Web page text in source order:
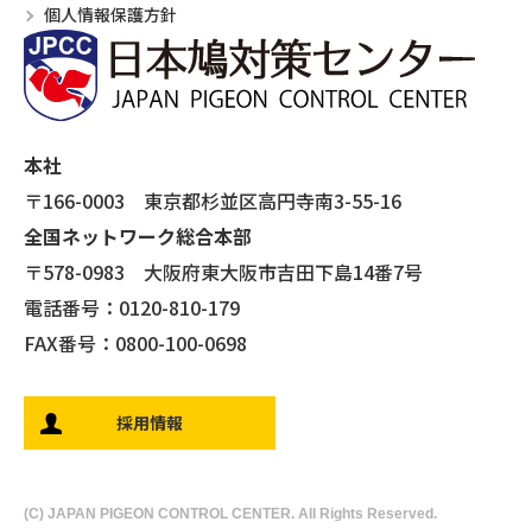
本社
〒166-0003 東京都杉並区高円寺南3-55-16
全国ネットワーク総合本部
〒578-0983 大阪府東大阪市吉田下島14番7号
電話番号：0120-810-179
FAX番号：0800-100-0698
採用情報
(C) JAPAN PIGEON CONTROL CENTER. All Rights Reserved.
個人情報保護方針